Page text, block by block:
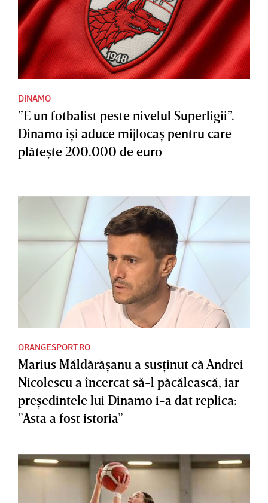
DINAMO
”E un fotbalist peste nivelul Superligii”.
Dinamo îşi aduce mijlocaş pentru care
plăteşte 200.000 de euro
ORANGESPORT.RO
Marius Măldărăşanu a susţinut că Andrei
Nicolescu a încercat să-l păcălească, iar
preşedintele lui Dinamo i-a dat replica:
”Asta a fost istoria”